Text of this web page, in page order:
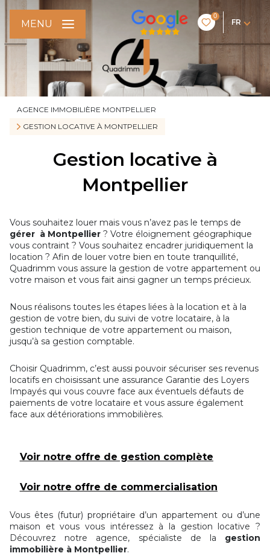
0
FR
MENU
AGENCE IMMOBILIÈRE MONTPELLIER
GESTION LOCATIVE À MONTPELLIER
Gestion locative à
Montpellier
Vous souhaitez louer mais vous n’avez pas le temps de
gérer à Montpellier ? Votre éloignement géographique
vous contraint ? Vous souhaitez encadrer juridiquement la
location ? Afin de louer votre bien en toute tranquillité,
Quadrimm vous assure la gestion de votre appartement ou
votre maison et vous fait ainsi gagner un temps précieux.
Nous réalisons toutes les étapes liées à la location et à la
gestion de votre bien, du suivi de votre locataire, à la
gestion technique de votre appartement ou maison,
jusqu’à sa gestion comptable.
Choisir Quadrimm, c’est aussi pouvoir sécuriser ses revenus
locatifs en choisissant une assurance Garantie des Loyers
Impayés qui vous couvre face aux éventuels défauts de
paiements de votre locataire et vous assure également
face aux détériorations immobilières.
Voir notre offre de gestion complète
Voir notre offre de commercialisation
Vous êtes (futur) propriétaire d’un appartement ou d’une
maison et vous vous intéressez à la gestion locative ?
Découvrez notre agence, spécialiste de la gestion
immobilière à Montpellier.